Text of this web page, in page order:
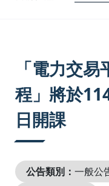
「電力交
程」將於
日開課
公告類別： 一般公